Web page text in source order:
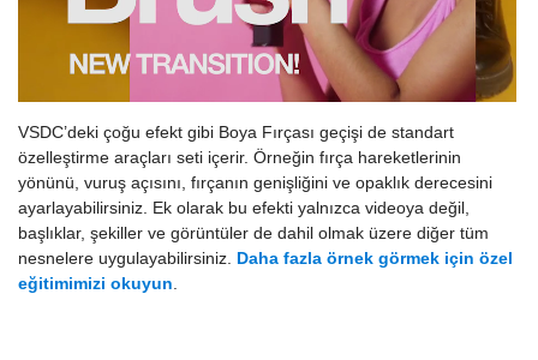
VSDC’deki çoğu efekt gibi Boya Fırçası geçişi de standart
özelleştirme araçları seti içerir. Örneğin fırça hareketlerinin
yönünü, vuruş açısını, fırçanın genişliğini ve opaklık derecesini
ayarlayabilirsiniz. Ek olarak bu efekti yalnızca videoya değil,
başlıklar, şekiller ve görüntüler de dahil olmak üzere diğer tüm
nesnelere uygulayabilirsiniz. Daha fazla örnek görmek için özel
eğitimimizi okuyun.